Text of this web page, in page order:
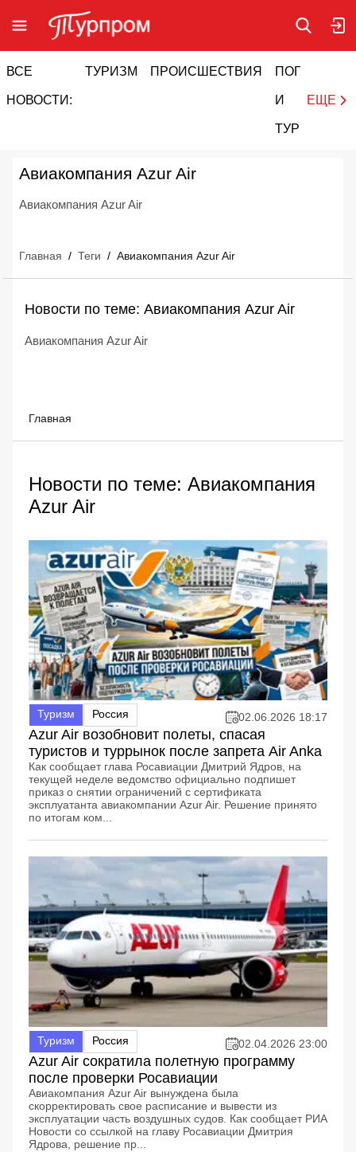
ВСЕ
НОВОСТИ:
ТУРИЗМ ПРОИСШЕСТВИЯ ПОГОДА
И
ТУРИЗМ
ЕЩЕ
Авиакомпания Azur Air
Авиакомпания Azur Air
Главная / Теги / Авиакомпания Azur Air
Новости по теме: Авиакомпания Azur Air
Авиакомпания Azur Air
Главная
Новости по теме: Авиакомпания
Azur Air
Туризм Россия 02.06.2026 18:17
Azur Air возобновит полеты, спасая
туристов и туррынок после запрета Air Anka
Как сообщает глава Росавиации Дмитрий Ядров, на
текущей неделе ведомство официально подпишет
приказ о снятии ограничений с сертификата
эксплуатанта авиакомпании Azur Air. Решение принято
по итогам ком...
Туризм Россия 02.04.2026 23:00
Azur Air сократила полетную программу
после проверки Росавиации
Авиакомпания Azur Air вынуждена была
скорректировать свое расписание и вывести из
эксплуатации часть воздушных судов. Как сообщает РИА
Новости со ссылкой на главу Росавиации Дмитрия
Ядрова, решение пр...